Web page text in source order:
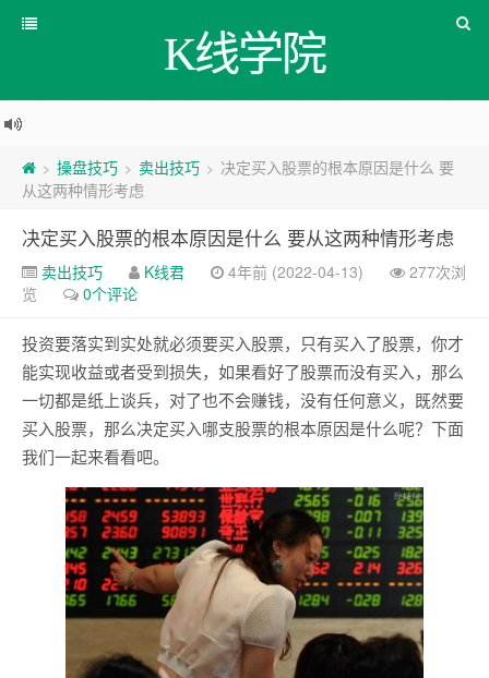
K线学院
> 操盘技巧 > 卖出技巧 > 决定买入股票的根本原因是什么 要
从这两种情形考虑
决定买入股票的根本原因是什么 要从这两种情形考虑
卖出技巧 K线君 4年前 (2022-04-13)
277次浏
览
0个评论
投资要落实到实处就必须要买入股票，只有买入了股票，你才
能实现收益或者受到损失，如果看好了股票而没有买入，那么
一切都是纸上谈兵，对了也不会赚钱，没有任何意义，既然要
买入股票，那么决定买入哪支股票的根本原因是什么呢？下面
我们一起来看看吧。